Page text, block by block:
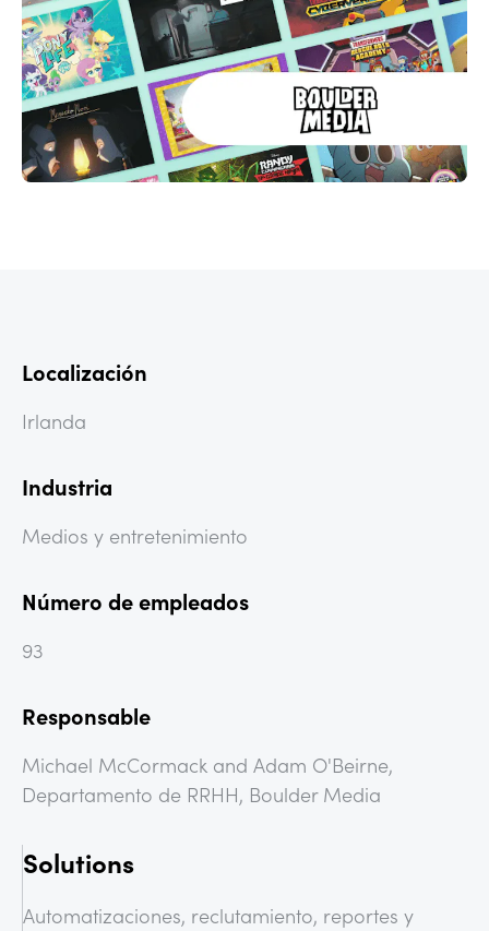
Localización
Irlanda
Industria
Medios y entretenimiento
Número de empleados
93
Responsable
Michael McCormack and Adam O'Beirne,
Departamento de RRHH, Boulder Media
Solutions
Automatizaciones, reclutamiento, reportes y